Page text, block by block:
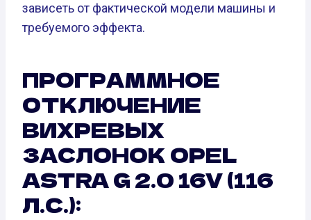
зависеть от фактической модели машины и
требуемого эффекта.
ПРОГРАММНОЕ
ОТКЛЮЧЕНИЕ
ВИХРЕВЫХ
ЗАСЛОНОК OPEL
ASTRA G 2.0 16V (116
Л.С.):